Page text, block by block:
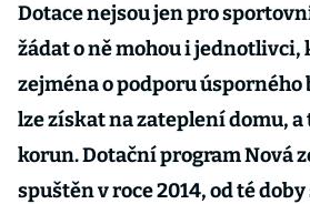
Dotace nejsou jen pro
žádat o ně mohou i jednotlivci,
zejména o podporu
lze získat na zateplení domu, a
korun. Dotační program Nová
spuštěn v roce 2014, od té